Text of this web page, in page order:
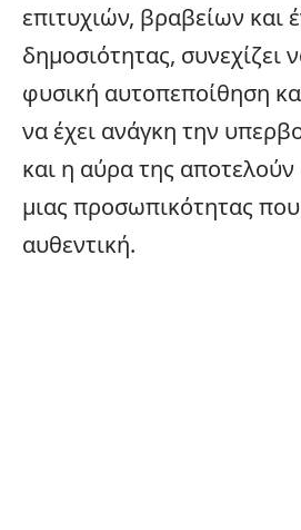
επιτυχιών, βραβείων και
δημοσιότητας, συνεχίζει
φυσική αυτοπεποίθηση
να έχει ανάγκη την
και η αύρα της
μιας προσωπικότητας
αυθεντική.